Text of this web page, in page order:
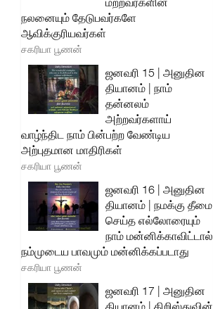
நலனையும் தேடுபவர்களே
ஆவிக்குரியவர்கள்
சகரியா பூணன்
ஜனவரி 15 | அனுதின
தியானம் | நாம்
தன்னலம்
அற்றவர்களாய்
வாழ்ந்திட நாம் பின்பற்ற வேண்டிய
அற்புதமான மாதிரிகள்
சகரியா பூணன்
ஜனவரி 16 | அனுதின
தியானம் | நமக்கு தீமை
செய்த எல்லோரையும்
நாம் மன்னிக்காவிட்டால்
நம்முடைய பாவமும் மன்னிக்கப்படாது
சகரியா பூணன்
ஜனவரி 17 | அனுதின
தியானம் | கிறிஸ்துவின்